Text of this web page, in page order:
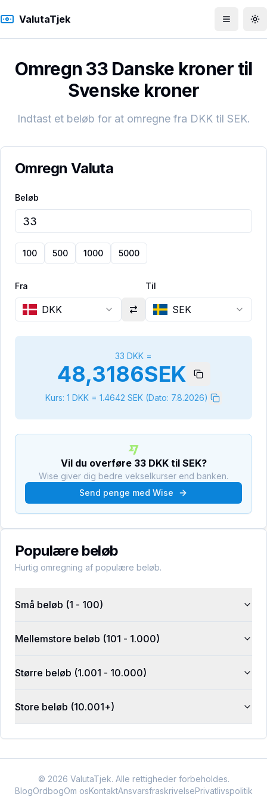
ValutaTjek Åbn menu
Omregn 33 Danske kroner til
Svenske kroner
Indtast et beløb for at omregne fra DKKtil SEK.
Omregn Valuta
Beløb
100 500 1000 5000
Fra
DKK
Til
SEK
33 DKK =
48,3186SEK
Kurs: 1 DKK= 1.4642 SEK(Dato: 7.8.2026)
Vil du overføre 33 DKKtil SEK?
Wise giver dig bedre vekselkurser end banken.
Send penge med Wise
Populære beløb
Hurtig omregning af populære beløb.
Små beløb (1 - 100)
Mellemstore beløb (101 - 1.000)
Større beløb (1.001 - 10.000)
Store beløb (10.001+)
© 2026 ValutaTjek. Alle rettigheder forbeholdes.
BlogOrdbogOm osKontaktAnsvarsfraskrivelsePrivatlivspolitik